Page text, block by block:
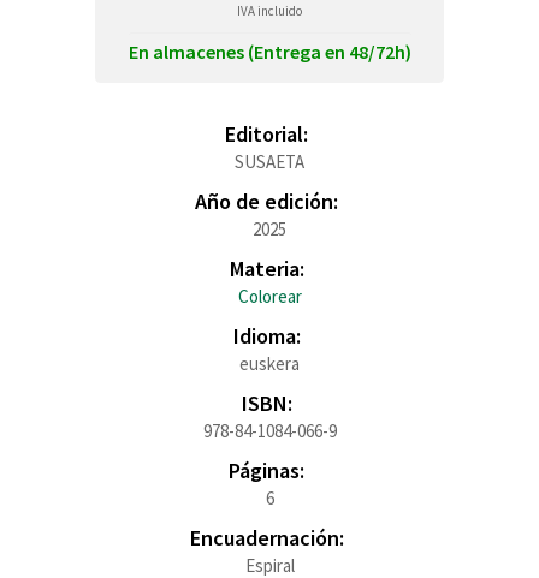
IVA incluido
En almacenes (Entrega en 48/72h)
Editorial:
SUSAETA
Año de edición:
2025
Materia:
Colorear
Idioma:
euskera
ISBN:
978-84-1084-066-9
Páginas:
6
Encuadernación:
Espiral